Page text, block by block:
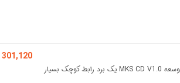
301,120 تومان
برد توسعه درایور استپر موتوربرد توسعه MKS CD V1.0 یک برد رابط کوچک بسیار